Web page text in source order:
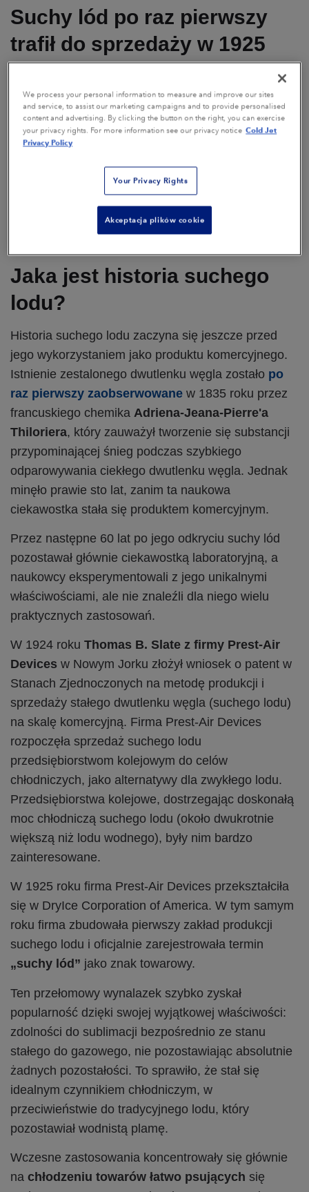
Suchy lód po raz pierwszy
trafił do sprzedaży w 1925
Rok 2025 jest przełomowy dla świata konserwacji,
czyszczenia i niezliczonych innych zastosowań:
100. rocznica powstania suchego lodu!
Od intrygującego odkrycia po nieodzowną rolę we
współczesnym przemyśle, suchy lód
zrewolucjonizował nasze podejście do wszystkiego,
utrzymywania świeżościproduktów łatwo
psujących się po skrupulatneczyszczenie
Jaka jest historia suchego
lodu?
Historia suchego lodu zaczyna się jeszcze przed
jego wykorzystaniem jako produktu komercyjnego.
Istnienie zestalonego dwutlenku węgla zostało po
raz pierwszy zaobserwowane w 1835 roku przez
francuskiego chemika Adriena-Jeana-Pierre'a
Thiloriera, który zauważył tworzenie się substancji
przypominającej śnieg podczas szybkiego
odparowywania ciekłego dwutlenku węgla. Jednak
minęło prawie sto lat, zanim ta naukowa
ciekawostka stała się produktem komercyjnym.
Przez następne 60 lat po jego odkryciu suchy lód
pozostawał głównie ciekawostką laboratoryjną, a
naukowcy eksperymentowali z jego unikalnymi
właściwościami, ale nie znaleźli dla niego wielu
praktycznych zastosowań.
W 1924 roku Thomas B. Slate z firmy Prest-Air
Devices w Nowym Jorku złożył wniosek o patent w
Stanach Zjednoczonych na metodę produkcji i
sprzedaży stałego dwutlenku węgla (suchego lodu)
na skalę komercyjną. Firma Prest-Air Devices
rozpoczęła sprzedaż suchego lodu
przedsiębiorstwom kolejowym do celów
chłodniczych, jako alternatywy dla zwykłego lodu.
Przedsiębiorstwa kolejowe, dostrzegając doskonałą
moc chłodniczą suchego lodu (około dwukrotnie
większą niż lodu wodnego), były nim bardzo
zainteresowane.
W 1925 roku firma Prest-Air Devices przekształciła
się w DryIce Corporation of America. W tym samym
roku firma zbudowała pierwszy zakład produkcji
suchego lodu i oficjalnie zarejestrowała termin
„suchy lód” jako znak towarowy.
Ten przełomowy wynalazek szybko zyskał
popularność dzięki swojej wyjątkowej właściwości:
zdolności do sublimacji bezpośrednio ze stanu
stałego do gazowego, nie pozostawiając absolutnie
żadnych pozostałości. To sprawiło, że stał się
idealnym czynnikiem chłodniczym, w
przeciwieństwie do tradycyjnego lodu, który
pozostawiał wodnistą plamę.
Wczesne zastosowania koncentrowały się głównie
na chłodzeniu towarów łatwo psujących się
We process your personal information to measure and improve our sites
and service, to assist our marketing campaigns and to provide personalised
content and advertising. By clicking the button on the right, you can exercise
your privacy rights. For more information see our privacy notice Cold Jet
Privacy Policy
Your Privacy Rights
Akceptacja plików cookie